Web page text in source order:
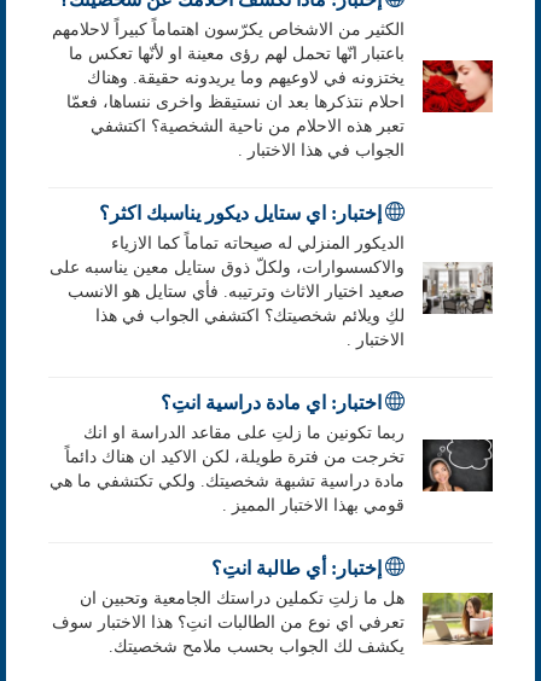
الكثير من الاشخاص يكرّسون اهتماماً كبيراً لاحلامهم
باعتبار انّها تحمل لهم رؤى معينة او لأنّها تعكس ما
يختزونه في لاوعيهم وما يريدونه حقيقة. وهناك
احلام نتذكرها بعد ان نستيقظ واخرى ننساها، فعمّا
تعبر هذه الاحلام من ناحية الشخصية؟ اكتشفي
الجواب في هذا الاختبار .
إختبار: اي ستايل ديكور يناسبك اكثر؟
الديكور المنزلي له صيحاته تماماً كما الازياء
والاكسسوارات، ولكلّ ذوق ستايل معين يناسبه على
صعيد اختيار الاثاث وترتيبه. فأي ستايل هو الانسب
لكِ ويلائم شخصيتك؟ اكتشفي الجواب في هذا
الاختبار .
اختبار: اي مادة دراسية انتِ؟
ربما تكونين ما زلتِ على مقاعد الدراسة او انك
تخرجت من فترة طويلة، لكن الاكيد ان هناك دائماً
مادة دراسية تشبهة شخصيتك. ولكي تكتشفي ما هي
قومي بهذا الاختبار المميز .
إختبار: أي طالبة انتِ؟
هل ما زلتِ تكملين دراستك الجامعية وتحبين ان
تعرفي اي نوع من الطالبات انتِ؟ هذا الاختبار سوف
يكشف لك الجواب بحسب ملامح شخصيتك.